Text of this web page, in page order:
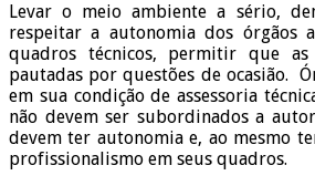
Levar o meio ambiente a sério,
respeitar a autonomia dos órgãos
quadros técnicos, permitir que as
pautadas por questões de ocasião.
em sua condição de assessoria
não devem ser subordinados a
devem ter autonomia e, ao mesmo
profissionalismo em seus quadros.